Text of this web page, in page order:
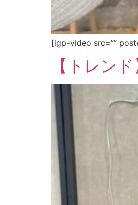
[igp-video src=””
【トレン